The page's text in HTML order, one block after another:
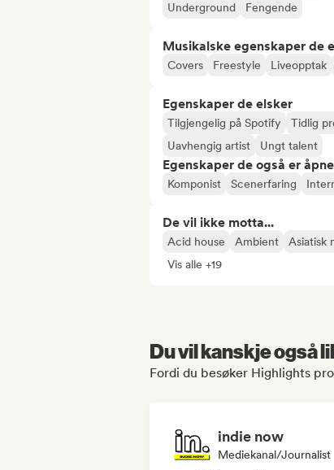
Underground
Fengende
Musikalske egenskaper de
Covers Freestyle Liveopptak
Egenskaper de elsker
Tilgjengelig på Spotify Tidlig
Uavhengig artist
Ungt talent
Egenskaper de også er
Komponist Scenerfaring
De vil ikke motta...
Acid house Ambient Asiatisk
Vis alle +19
Du vil kanskje også
Fordi du besøker Highlights
indie now
Mediekanal/journalist